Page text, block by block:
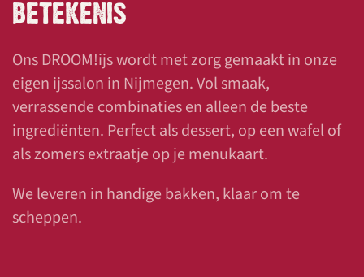
BETEKENIS
Ons DROOM!ijs wordt met zorg gemaakt in onze
eigen ijssalon in Nijmegen. Vol smaak,
verrassende combinaties en alleen de beste
ingrediënten. Perfect als dessert, op een wafel of
als zomers extraatje op je menukaart.
We leveren in handige bakken, klaar om te
scheppen.